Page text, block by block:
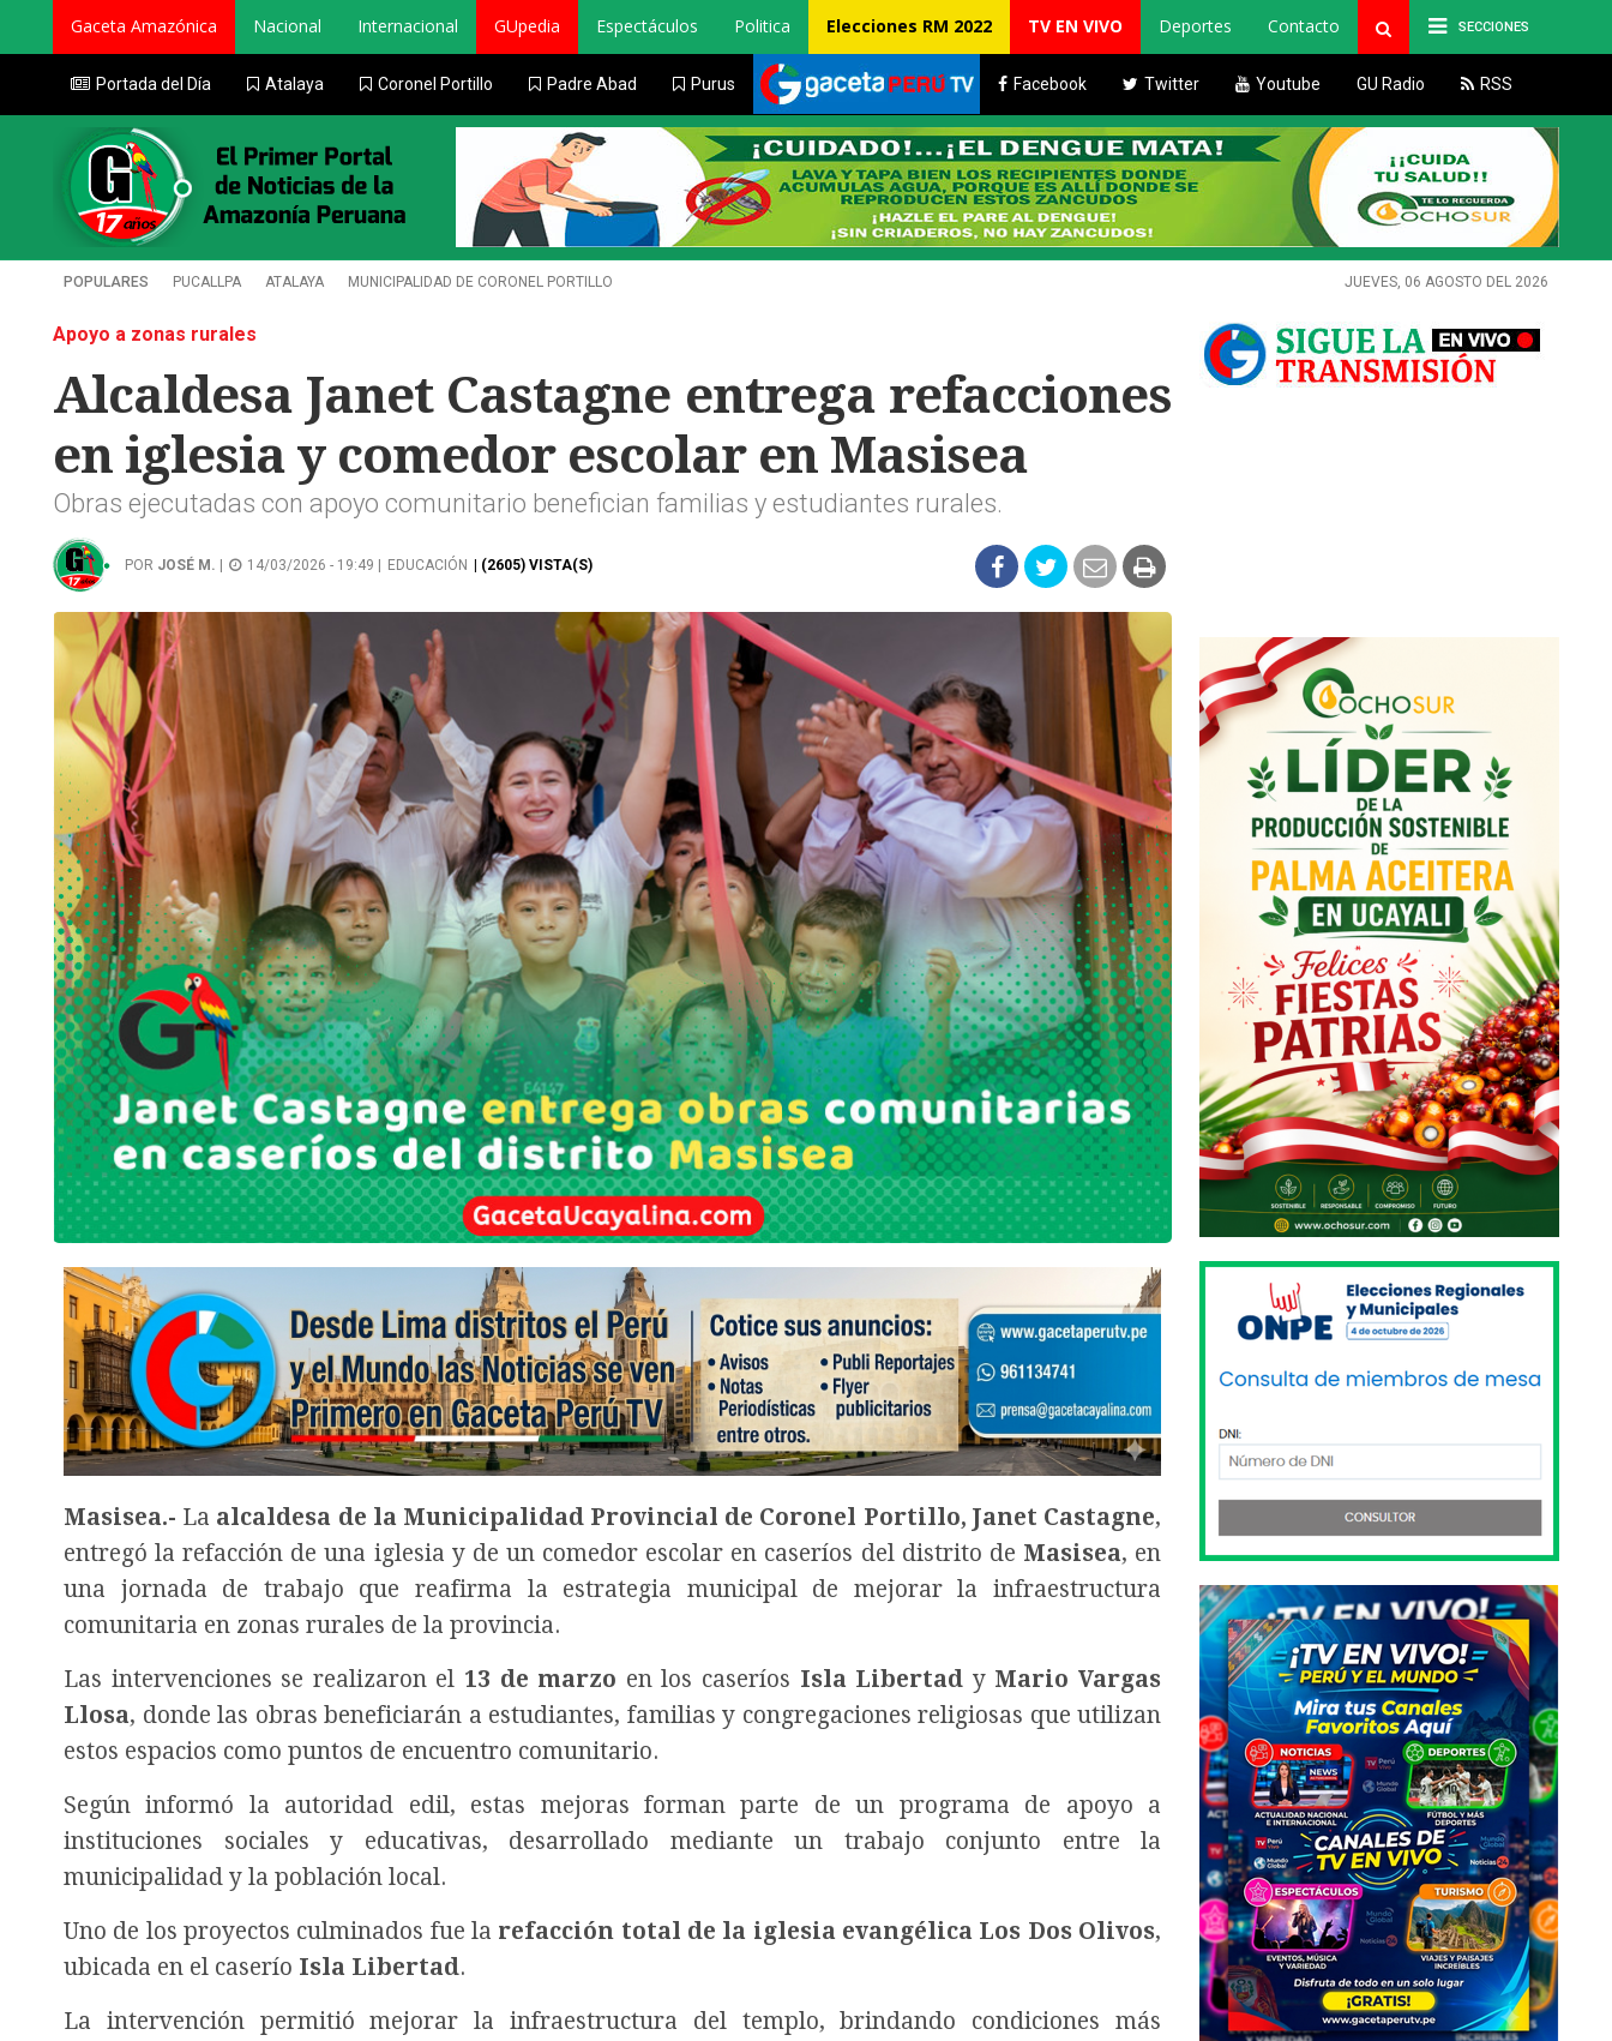
SECCIONES
Gaceta Amazónica Nacional Internacional GUpedia Espectáculos Politica Elecciones RM 2022 TV EN VIVO Deportes Contacto
Portada del Día Atalaya Coronel Portillo Padre Abad Purus Facebook Twitter Youtube GU Radio RSS
POPULARES PUCALLPA ATALAYA MUNICIPALIDAD DE CORONEL PORTILLO JUEVES, 06 AGOSTO DEL 2026
Apoyo a zonas rurales
Alcaldesa Janet Castagne entrega refacciones
en iglesia y comedor escolar en Masisea
Obras ejecutadas con apoyo comunitario benefician familias y estudiantes rurales.
POR JOSÉ M. 14/03/2026 - 19:49 | EDUCACIÓN | (2605) VISTA(S)
Masisea.- La alcaldesa de la Municipalidad Provincial de Coronel Portillo, Janet Castagne,
entregó la refacción de una iglesia y de un comedor escolar en caseríos del distrito de Masisea, en
una jornada de trabajo que reafirma la estrategia municipal de mejorar la infraestructura
comunitaria en zonas rurales de la provincia.
Las intervenciones se realizaron el 13 de marzo en los caseríos Isla Libertad y Mario Vargas
Llosa, donde las obras beneficiarán a estudiantes, familias y congregaciones religiosas que utilizan
estos espacios como puntos de encuentro comunitario.
Según informó la autoridad edil, estas mejoras forman parte de un programa de apoyo a
instituciones sociales y educativas, desarrollado mediante un trabajo conjunto entre la
municipalidad y la población local.
Uno de los proyectos culminados fue la refacción total de la iglesia evangélica Los Dos Olivos,
ubicada en el caserío Isla Libertad.
La intervención permitió mejorar la infraestructura del templo, brindando condiciones más